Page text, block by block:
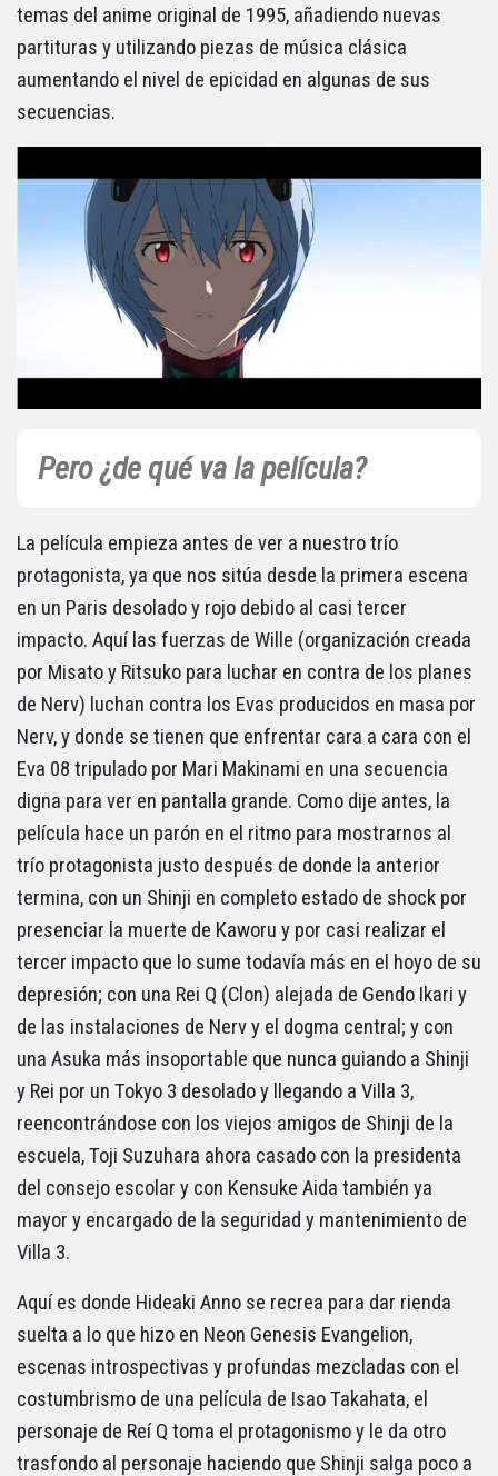
temas del anime original de 1995, añadiendo nuevas
partituras y utilizando piezas de música clásica
aumentando el nivel de epicidad en algunas de sus
secuencias.
Pero ¿de qué va la película?
La película empieza antes de ver a nuestro trío
protagonista, ya que nos sitúa desde la primera escena
en un Paris desolado y rojo debido al casi tercer
impacto. Aquí las fuerzas de Wille (organización creada
por Misato y Ritsuko para luchar en contra de los planes
de Nerv) luchan contra los Evas producidos en masa por
Nerv, y donde se tienen que enfrentar cara a cara con el
Eva 08 tripulado por Mari Makinami en una secuencia
digna para ver en pantalla grande. Como dije antes, la
película hace un parón en el ritmo para mostrarnos al
trío protagonista justo después de donde la anterior
termina, con un Shinji en completo estado de shock por
presenciar la muerte de Kaworu y por casi realizar el
tercer impacto que lo sume todavía más en el hoyo de su
depresión; con una Rei Q (Clon) alejada de Gendo Ikari y
de las instalaciones de Nerv y el dogma central; y con
una Asuka más insoportable que nunca guiando a Shinji
y Rei por un Tokyo 3 desolado y llegando a Villa 3,
reencontrándose con los viejos amigos de Shinji de la
escuela, Toji Suzuhara ahora casado con la presidenta
del consejo escolar y con Kensuke Aida también ya
mayor y encargado de la seguridad y mantenimiento de
Villa 3.
Aquí es donde Hideaki Anno se recrea para dar rienda
suelta a lo que hizo en Neon Genesis Evangelion,
escenas introspectivas y profundas mezcladas con el
costumbrismo de una película de Isao Takahata, el
personaje de Reí Q toma el protagonismo y le da otro
trasfondo al personaje haciendo que Shinji salga poco a